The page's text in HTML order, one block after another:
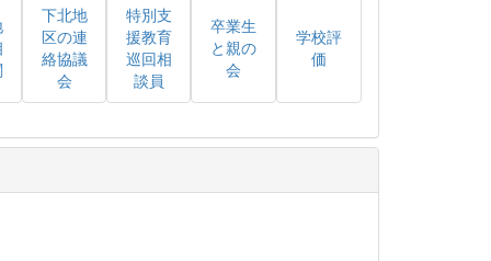
下北地
区の連
絡協議
会
特別支
援教育
巡回相
談員
卒業生
と親の
会
学校評
価